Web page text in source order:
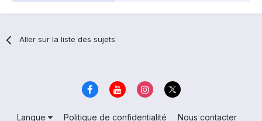
Aller sur la liste des sujets
Langue Politique de confidentialité Nous contacter